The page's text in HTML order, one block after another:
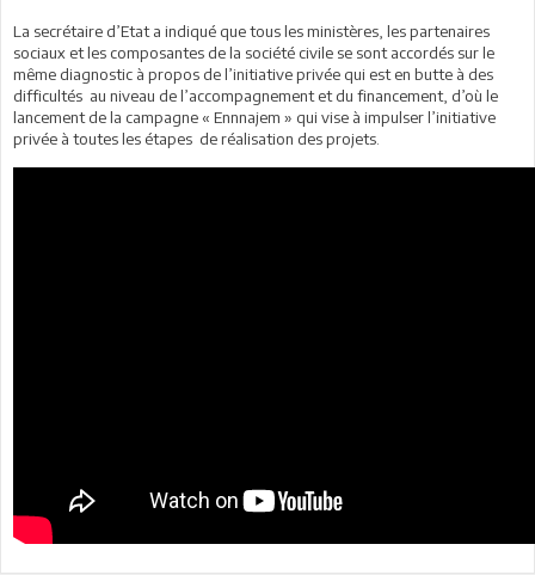
La secrétaire d’Etat a indiqué que tous les ministères, les partenaires
sociaux et les composantes de la société civile se sont accordés sur le
même diagnostic à propos de l’initiative privée qui est en butte à des
difficultés au niveau de l’accompagnement et du financement, d’où le
lancement de la campagne « Ennnajem » qui vise à impulser l’initiative
privée à toutes les étapes de réalisation des projets.